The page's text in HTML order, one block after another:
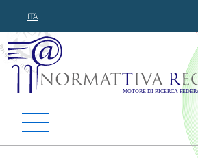
ITA
Normattiva